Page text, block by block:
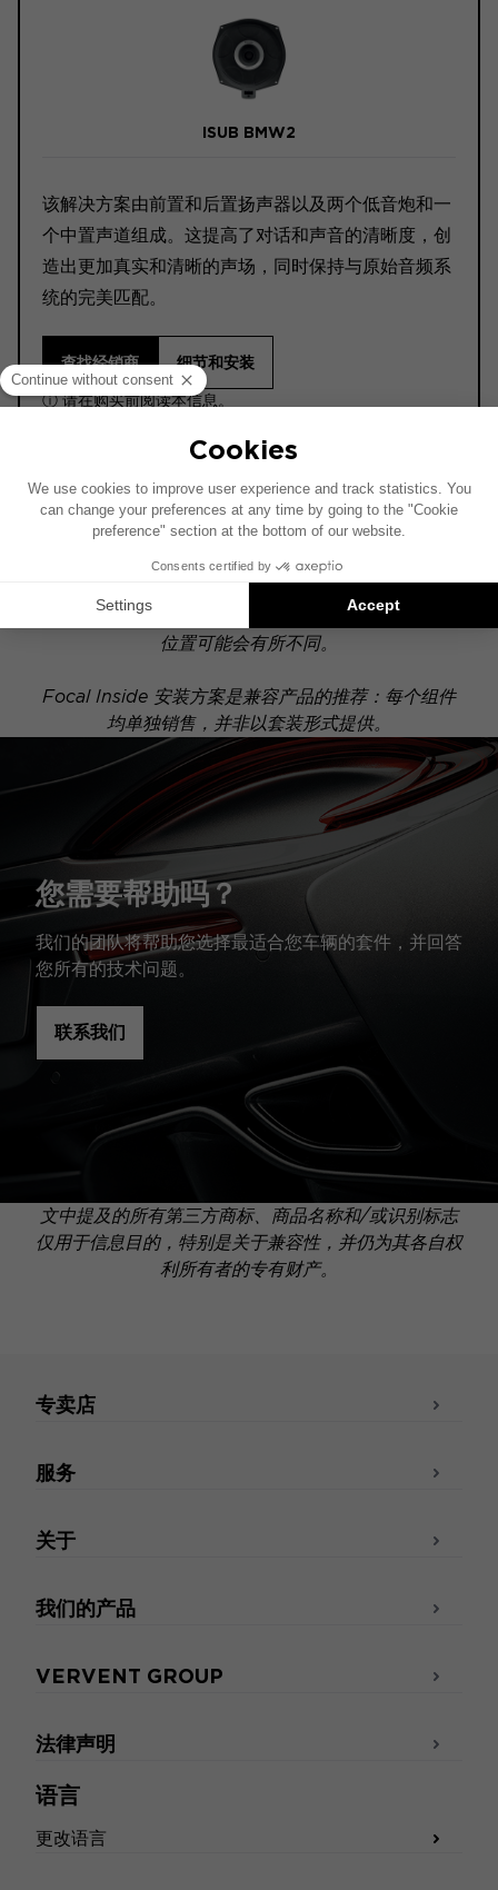
ISUB BMW2
该解决方案由前置和后置扬声器以及两个低音炮和一
个中置声道组成。这提高了对话和声音的清晰度，创
造出更加真实和清晰的声场，同时保持与原始音频系
统的完美匹配。
查找经销商 细节和安装
ⓘ 请在购买前阅读本信息。
ACTIVE 6.2
您的车辆配有特定的高保真选装配置，图中所示组件的
位置可能会有所不同。
Focal Inside 安装方案是兼容产品的推荐：每个组件
均单独销售，并非以套装形式提供。
您需要帮助吗？
我们的团队将帮助您选择最适合您车辆的套件，并回答
您所有的技术问题。
联系我们
文中提及的所有第三方商标、商品名称和/或识别标志
仅用于信息目的，特别是关于兼容性，并仍为其各自权
利所有者的专有财产。
语言
更改语言
专卖店
服务
关于
我们的产品
VERVENT GROUP
法律声明